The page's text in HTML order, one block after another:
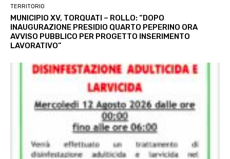
TERRITORIO
MUNICIPIO XV, TORQUATI – ROLLO: “DOPO
INAUGURAZIONE PRESIDIO QUARTO PEPERINO ORA
AVVISO PUBBLICO PER PROGETTO INSERIMENTO
LAVORATIVO”